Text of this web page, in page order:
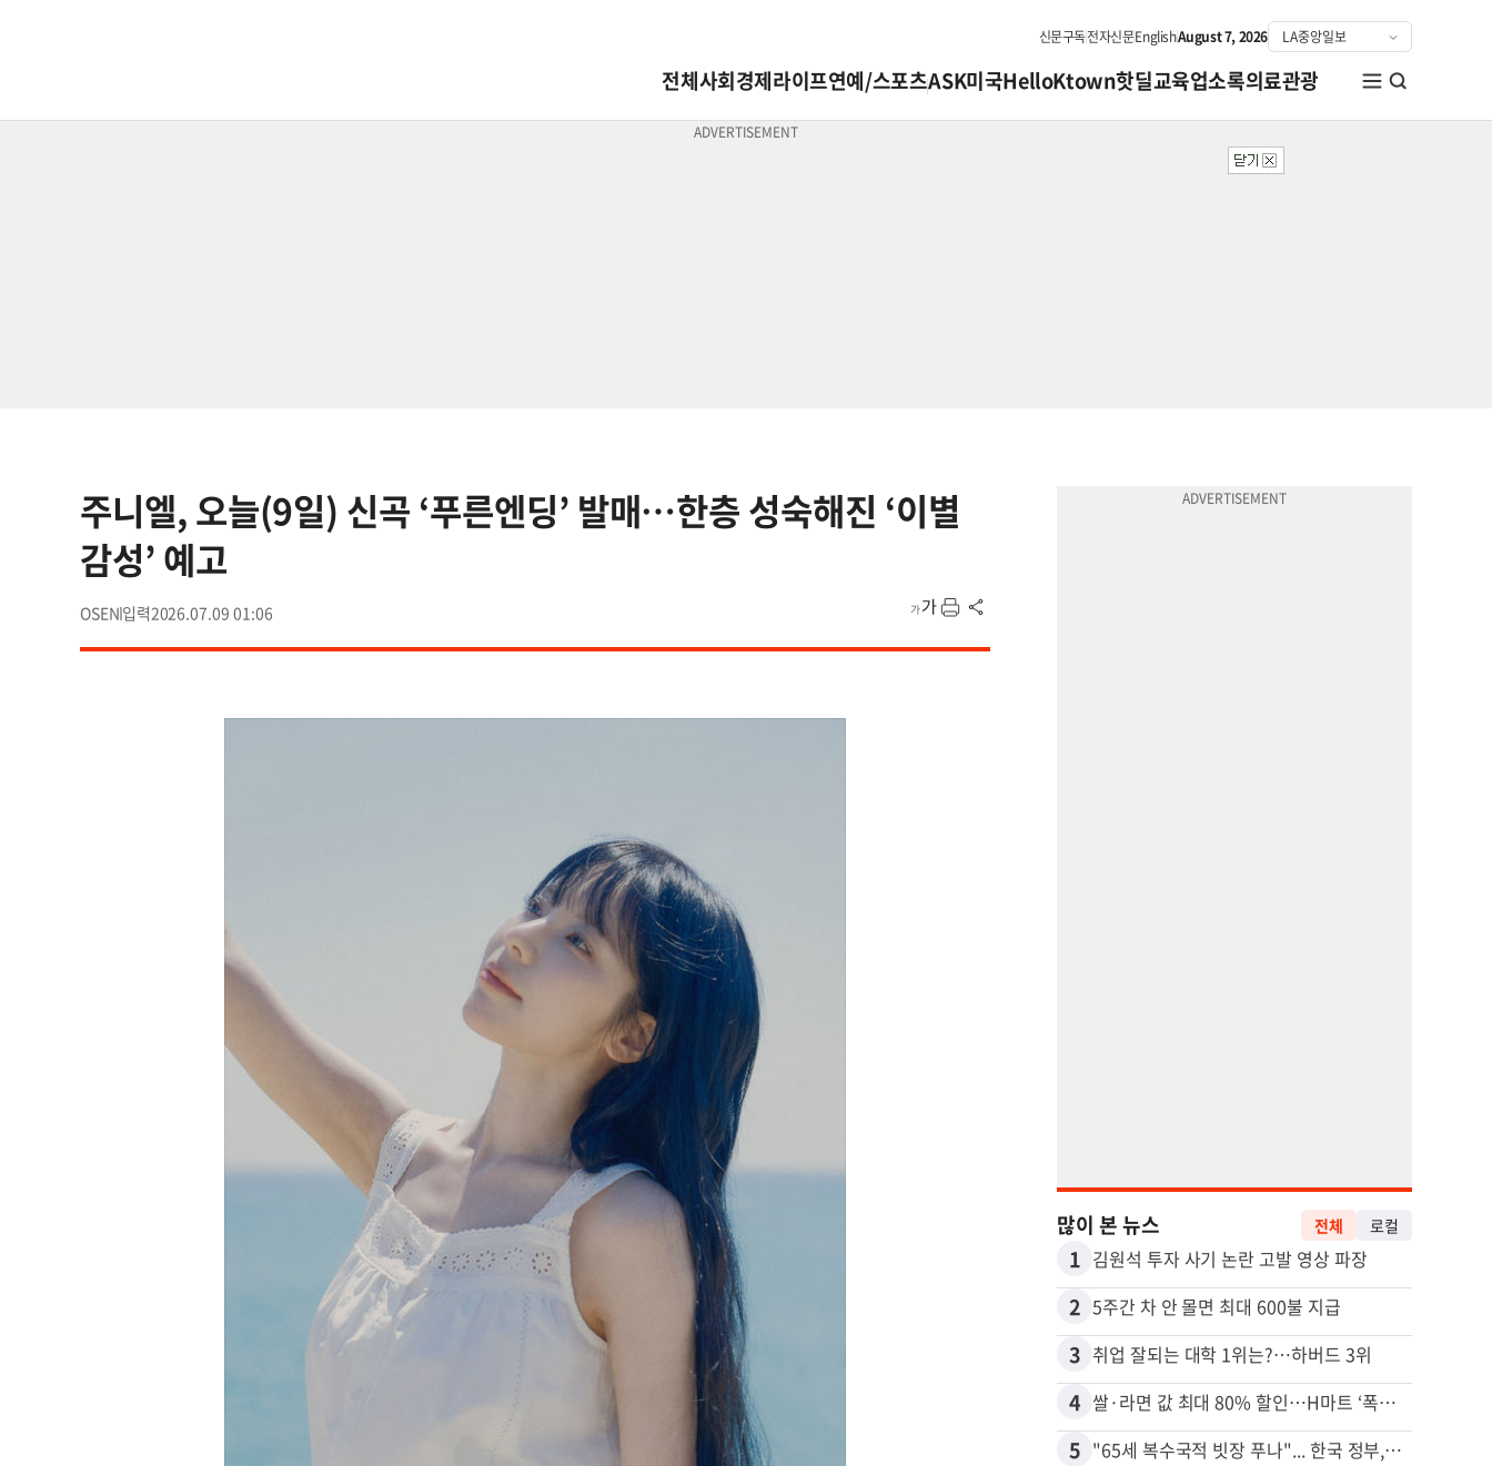
신문구독전자신문EnglishAugust 7, 2026
전체사회경제라이프연예/스포츠ASK미국HelloKtown핫딜교육업소록의료관광
주니엘, 오늘(9일) 신곡 ‘푸른엔딩’ 발매…한층 성숙해진 ‘이별
감성’ 예고
OSEN 2026.07.09 01:06
많이 본 뉴스 전체 로컬
1 김원석 투자 사기 논란 고발 영상 파장
2 5주간 차 안 몰면 최대 600불 지급
3 취업 잘되는 대학 1위는?…하버드 3위
4 쌀·라면 값 최대 80% 할인…H마트 ‘폭탄 세일’
5 "65세 복수국적 빗장 푸나"... 한국 정부, 연령 완화 전면 추진